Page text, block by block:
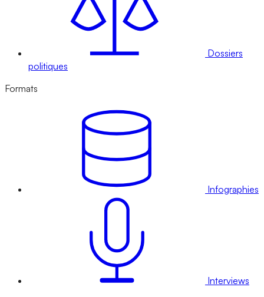
Dossiers
politiques
Formats
Infographies
Interviews